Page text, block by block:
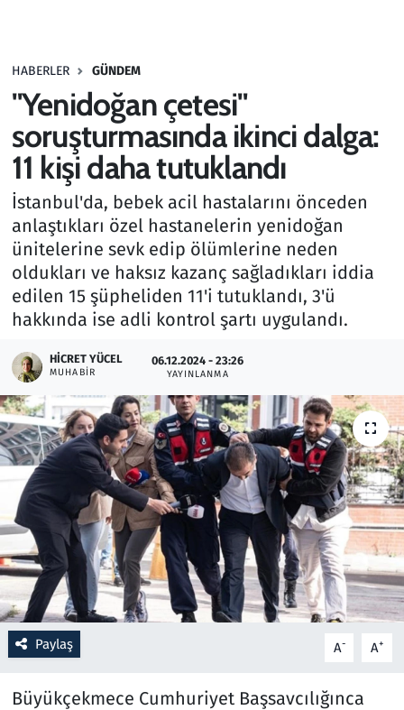
HABERLER GÜNDEM
"Yenidoğan çetesi"
soruşturmasında ikinci dalga:
11 kişi daha tutuklandı
İstanbul'da, bebek acil hastalarını önceden
anlaştıkları özel hastanelerin yenidoğan
ünitelerine sevk edip ölümlerine neden
oldukları ve haksız kazanç sağladıkları iddia
edilen 15 şüpheliden 11'i tutuklandı, 3'ü
hakkında ise adli kontrol şartı uygulandı.
HICRET YÜCEL
MUHABIR
06.12.2024 - 23:26
YAYINLANMA
Paylaş A- A+
Büyükçekmece Cumhuriyet Başsavcılığınca
Haber
Kültür Sanat
Kurumsal Haberler
Lezzet Durağı
Memur ve Kamu
Otomobil
Oyun
Ramazan
Resmi İlanlar
Rüya Tabirleri
Sağlık
Savunma Sanayi
Seçim 2023